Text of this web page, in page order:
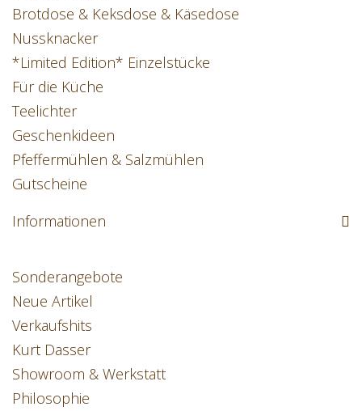
Brotdose & Keksdose & Käsedose
Nussknacker
*Limited Edition* Einzelstücke
Für die Küche
Teelichter
Geschenkideen
Pfeffermühlen & Salzmühlen
Gutscheine
Informationen
Sonderangebote
Neue Artikel
Verkaufshits
Kurt Dasser
Showroom & Werkstatt
Philosophie